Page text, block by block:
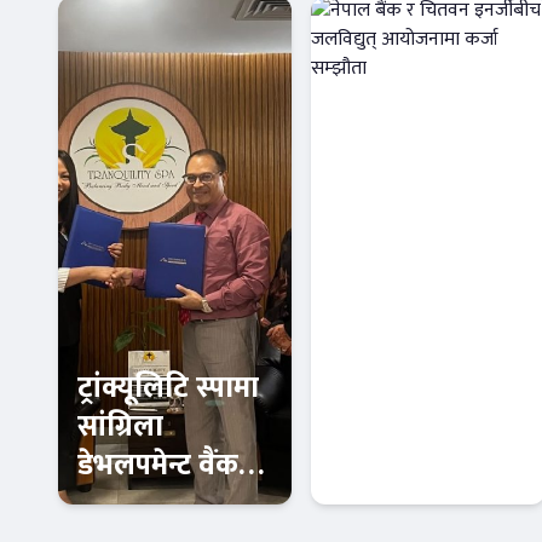
ट्रांक्यूलिटि स्पामा
सांग्रिला
डेभलपमेन्ट वैंकका
ग्राहक र
आयोजनामा कर्जा